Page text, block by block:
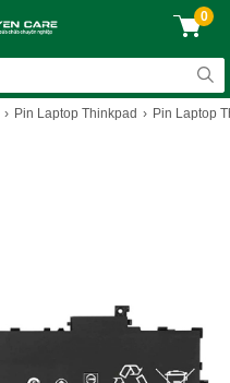
0
Pin Laptop Thinkpad Pin Laptop